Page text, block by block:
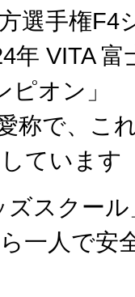
方選手権
年 VITA
オン」
称で、こ
ています
ズスクー
一人で安